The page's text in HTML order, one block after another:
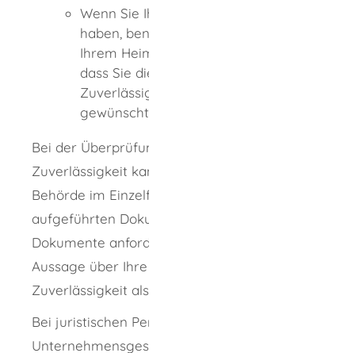
Wenn Sie Ihren Wohnsitz im Ausland
haben, benötigen Sie Dokumente aus
Ihrem Heimatland, die nachweisen,
dass Sie die persönliche
Zuverlässigkeit zur Ausübung der
gewünschten Dienstleistung besitzen.
Bei der Überprüfung der persönlichen
Zuverlässigkeit kann die genehmigende
Behörde im Einzelfall neben den
aufgeführten Dokumenten weitere
Dokumente anfordern, die geeignet sind, eine
Aussage über Ihre persönliche
Zuverlässigkeit als Antragsteller zu treffen.
Bei juristischen Personen (GmbH,
Unternehmensgesellschaften, AG,